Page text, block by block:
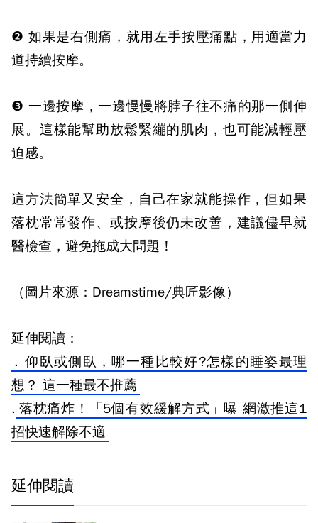
❷如果是右側痛，就用左手按壓痛點，用適當力
道持續按摩。
❸一邊按摩，一邊慢慢將脖子往不痛的那一側伸
展。 這樣能幫助放鬆緊繃的肌肉，也可能減輕壓
迫感。
這方法簡單又安全，自己在家就能操作，但如果
落枕常常發作、或按摩後仍未改善，建議儘早就
醫檢查，避免拖成大問題！
（圖片來源：Dreamstime/典匠影像）
延伸閱讀：
. 仰臥或側臥，哪一種比較好?怎樣的睡姿最理
想？ 這一種最不推薦
. 落枕痛炸！「5個有效緩解方式」曝 網激推這1
招快速解除不適
延伸閱讀